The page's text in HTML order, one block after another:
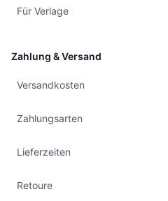
Für Verlage
Zahlung & Versand
Versandkosten
Zahlungsarten
Lieferzeiten
Retoure